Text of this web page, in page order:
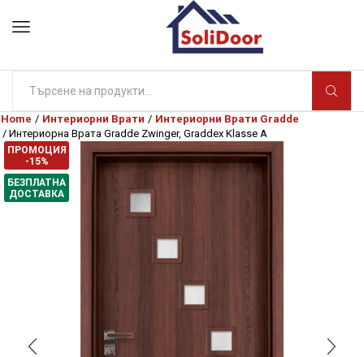
input
Home / Интериорни Врати / Интериорни Врати Gradde
/ Интериорна Врата Gradde Zwinger, Graddex Klasse A
ПРОМОЦИЯ
-15%
БЕЗПЛАТНА
ДОСТАВКА